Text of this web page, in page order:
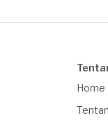
Home